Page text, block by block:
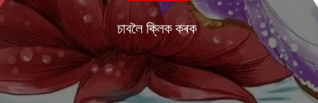
চাবলৈ ক্লিক কৰক